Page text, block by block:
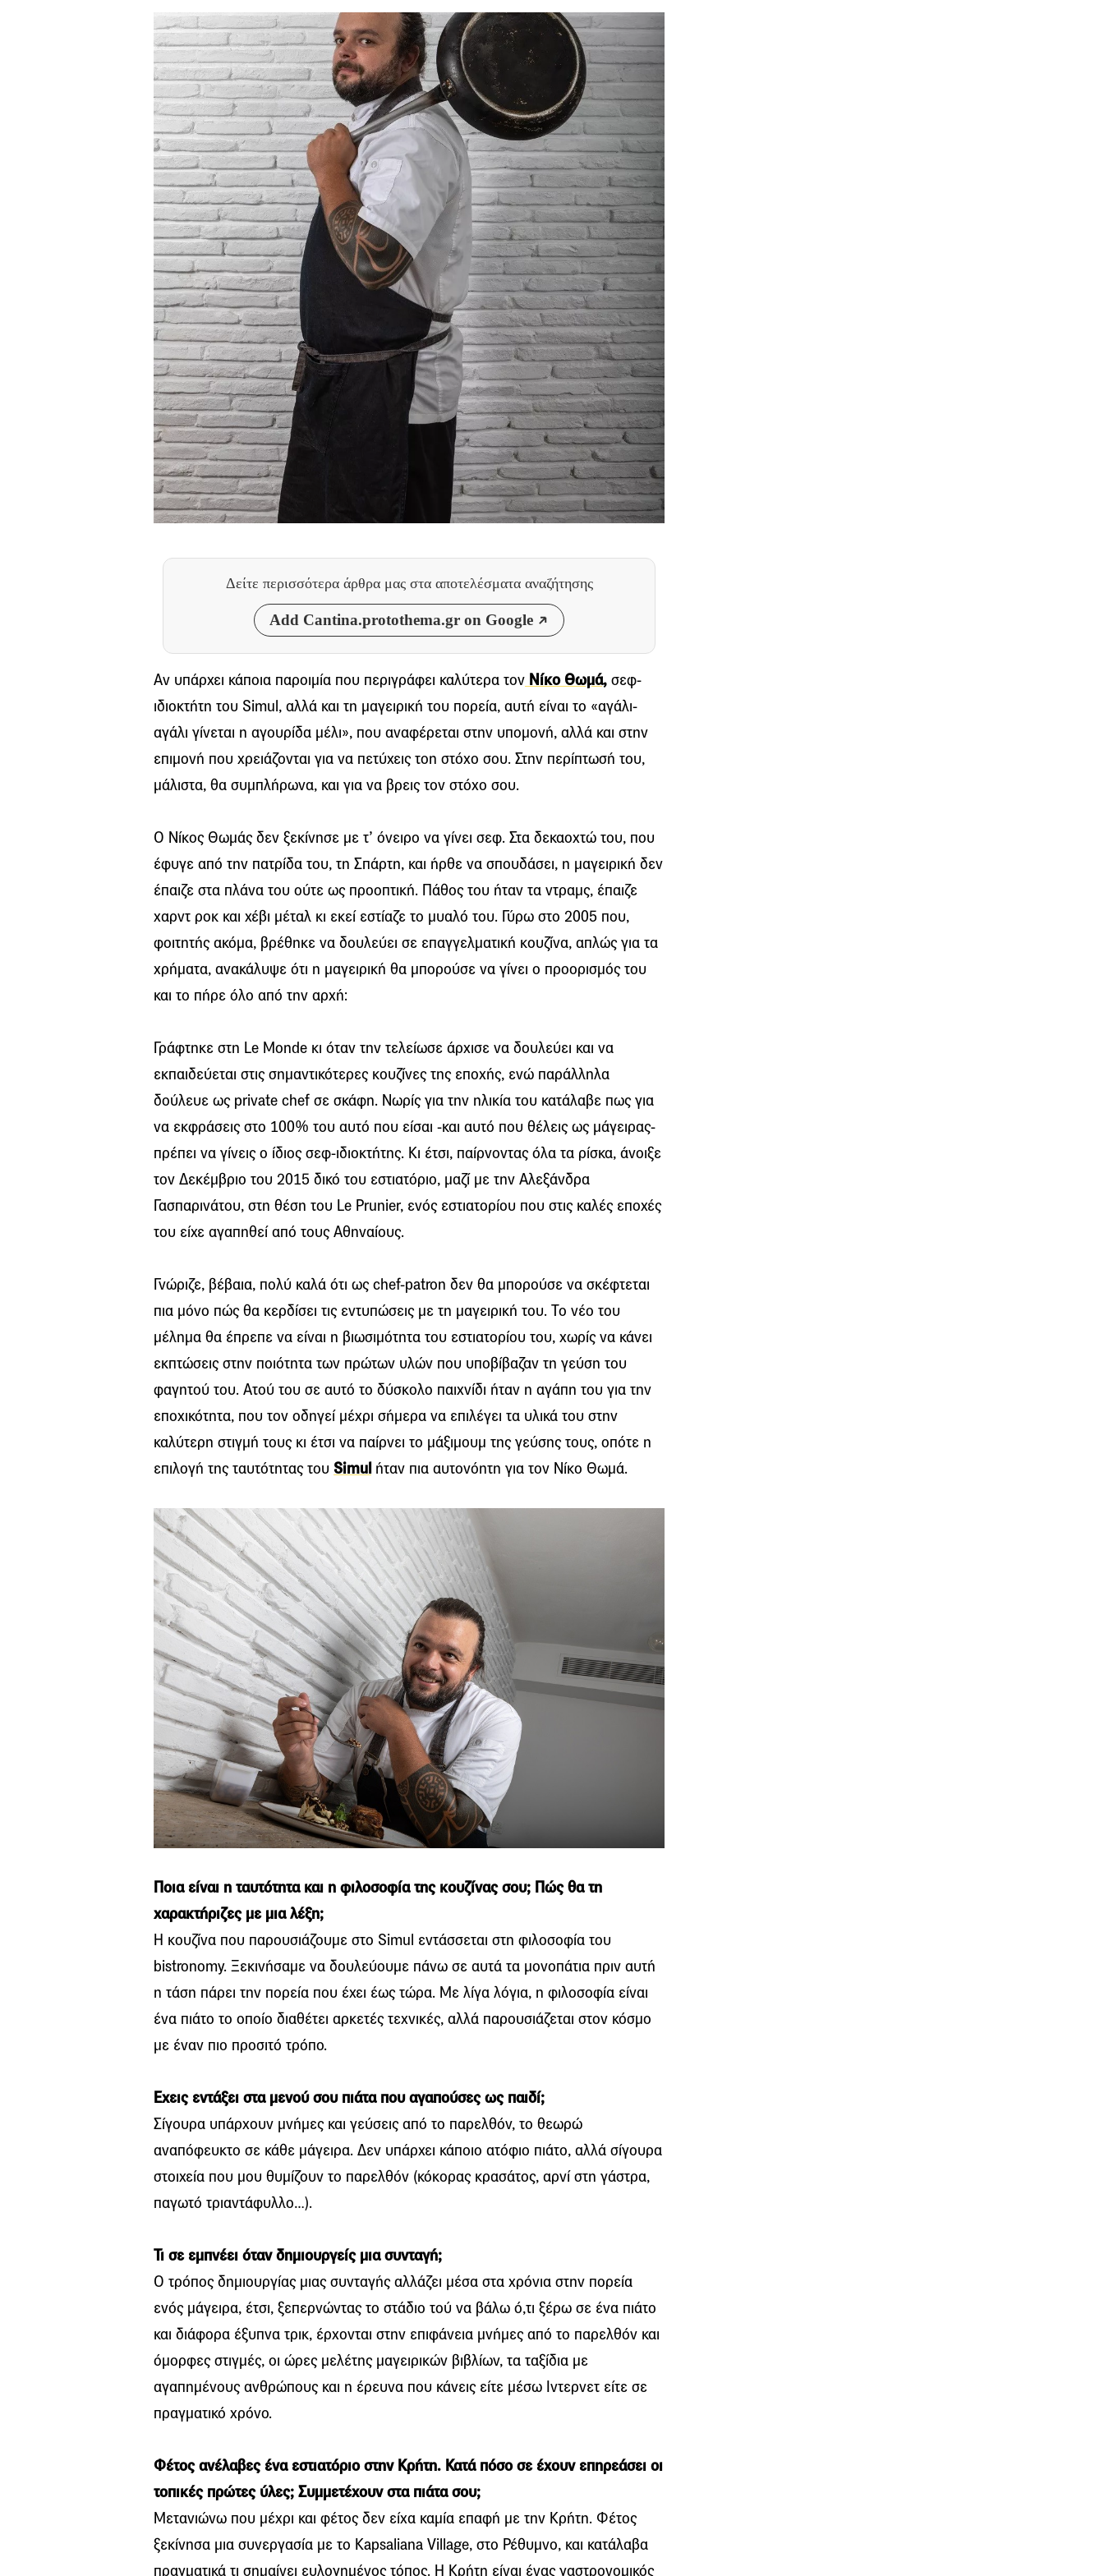
Δείτε περισσότερα άρθρα μας στα αποτελέσματα αναζήτησης
Add Cantina.protothema.gr on Google
Αν υπάρχει κάποια παροιμία που περιγράφει καλύτερα τον Νίκο Θωμά, σεφ-
ιδιοκτήτη του Simul, αλλά και τη μαγειρική του πορεία, αυτή είναι το «αγάλι-
αγάλι γίνεται η αγουρίδα μέλι», που αναφέρεται στην υπομονή, αλλά και στην
επιμονή που χρειάζονται για να πετύχεις τοn στόχο σου. Στην περίπτωσή του,
μάλιστα, θα συμπλήρωνα, και για να βρεις τον στόχο σου.
Ο Νίκος Θωμάς δεν ξεκίνησε με τ’ όνειρο να γίνει σεφ. Στα δεκαοχτώ του, που
έφυγε από την πατρίδα του, τη Σπάρτη, και ήρθε να σπουδάσει, η μαγειρική δεν
έπαιζε στα πλάνα του ούτε ως προοπτική. Πάθος του ήταν τα ντραμς, έπαιζε
χαρντ ροκ και χέβι μέταλ κι εκεί εστίαζε το μυαλό του. Γύρω στο 2005 που,
φοιτητής ακόμα, βρέθηκε να δουλεύει σε επαγγελματική κουζίνα, απλώς για τα
χρήματα, ανακάλυψε ότι η μαγειρική θα μπορούσε να γίνει ο προορισμός του
και το πήρε όλο από την αρχή:
Γράφτηκε στη Le Monde κι όταν την τελείωσε άρχισε να δουλεύει και να
εκπαιδεύεται στις σημαντικότερες κουζίνες της εποχής, ενώ παράλληλα
δούλευε ως private chef σε σκάφη. Νωρίς για την ηλικία του κατάλαβε πως για
να εκφράσεις στο 100% του αυτό που είσαι -και αυτό που θέλεις ως μάγειρας-
πρέπει να γίνεις ο ίδιος σεφ-ιδιοκτήτης. Κι έτσι, παίρνοντας όλα τα ρίσκα, άνοιξε
τον Δεκέμβριο του 2015 δικό του εστιατόριο, μαζί με την Αλεξάνδρα
Γασπαρινάτου, στη θέση του Le Prunier, ενός εστιατορίου που στις καλές εποχές
του είχε αγαπηθεί από τους Αθηναίους.
Γνώριζε, βέβαια, πολύ καλά ότι ως chef-patron δεν θα μπορούσε να σκέφτεται
πια μόνο πώς θα κερδίσει τις εντυπώσεις με τη μαγειρική του. Το νέο του
μέλημα θα έπρεπε να είναι η βιωσιμότητα του εστιατορίου του, χωρίς να κάνει
εκπτώσεις στην ποιότητα των πρώτων υλών που υποβίβαζαν τη γεύση του
φαγητού του. Ατού του σε αυτό το δύσκολο παιχνίδι ήταν η αγάπη του για την
εποχικότητα, που τον οδηγεί μέχρι σήμερα να επιλέγει τα υλικά του στην
καλύτερη στιγμή τους κι έτσι να παίρνει το μάξιμουμ της γεύσης τους, οπότε η
επιλογή της ταυτότητας του Simul ήταν πια αυτονόητη για τον Νίκο Θωμά.
Ποια είναι η ταυτότητα και η φιλοσοφία της κουζίνας σου; Πώς θα τη
χαρακτήριζες με μια λέξη;
Η κουζίνα που παρουσιάζουμε στο Simul εντάσσεται στη φιλοσοφία του
bistronomy. Ξεκινήσαμε να δουλεύουμε πάνω σε αυτά τα μονοπάτια πριν αυτή
η τάση πάρει την πορεία που έχει έως τώρα. Με λίγα λόγια, η φιλοσοφία είναι
ένα πιάτο το οποίο διαθέτει αρκετές τεχνικές, αλλά παρουσιάζεται στον κόσμο
με έναν πιο προσιτό τρόπο.
Εχεις εντάξει στα μενού σου πιάτα που αγαπούσες ως παιδί;
Σίγουρα υπάρχουν μνήμες και γεύσεις από το παρελθόν, το θεωρώ
αναπόφευκτο σε κάθε μάγειρα. Δεν υπάρχει κάποιο ατόφιο πιάτο, αλλά σίγουρα
στοιχεία που μου θυμίζουν το παρελθόν (κόκορας κρασάτος, αρνί στη γάστρα,
παγωτό τριαντάφυλλο…).
Τι σε εμπνέει όταν δημιουργείς μια συνταγή;
Ο τρόπος δημιουργίας μιας συνταγής αλλάζει μέσα στα χρόνια στην πορεία
ενός μάγειρα, έτσι, ξεπερνώντας το στάδιο τού να βάλω ό,τι ξέρω σε ένα πιάτο
και διάφορα έξυπνα τρικ, έρχονται στην επιφάνεια μνήμες από το παρελθόν και
όμορφες στιγμές, οι ώρες μελέτης μαγειρικών βιβλίων, τα ταξίδια με
αγαπημένους ανθρώπους και η έρευνα που κάνεις είτε μέσω Ιντερνετ είτε σε
πραγματικό χρόνο.
Φέτος ανέλαβες ένα εστιατόριο στην Κρήτη. Κατά πόσο σε έχουν επηρεάσει οι
τοπικές πρώτες ύλες; Συμμετέχουν στα πιάτα σου;
Μετανιώνω που μέχρι και φέτος δεν είχα καμία επαφή με την Κρήτη. Φέτος
ξεκίνησα μια συνεργασία με το Kapsaliana Village, στο Ρέθυμνο, και κατάλαβα
πραγματικά τι σημαίνει ευλογημένος τόπος. Η Κρήτη είναι ένας γαστρονομικός